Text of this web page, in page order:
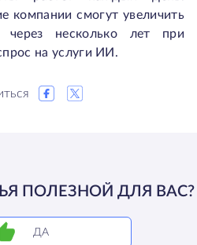
компании смогут увеличить
через несколько лет при
на услуги ИИ.
ПОЛЕЗНОЙ ДЛЯ ВАС?
ДА